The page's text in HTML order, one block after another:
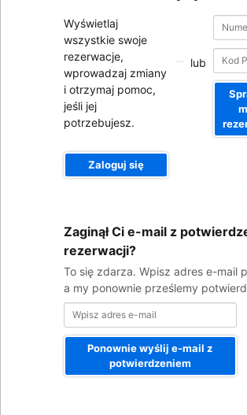
Wyświetlaj
wszystkie swoje
rezerwacje,
wprowadzaj zmiany
i otrzymaj pomoc,
jeśli jej
potrzebujesz.
Zaloguj się
lub
Numer
Numer
Zaginął Ci e-mail z
rezerwacji?
To się zdarza. Wpisz adres e-mail
a my ponownie prześlemy
adres
Ponownie wyślij e-mail z
potwierdzeniem